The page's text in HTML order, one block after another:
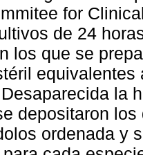
for
de 24
los que se
la
depositaron
ordenada y